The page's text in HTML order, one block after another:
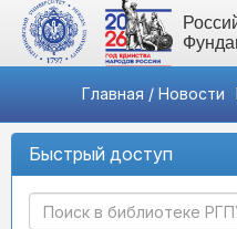
Главная / Новости
Быстрый доступ